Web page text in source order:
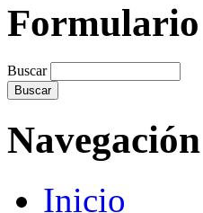
Formulario
Buscar
Navegación
Inicio